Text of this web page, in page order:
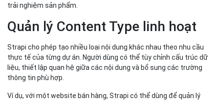
trải nghiệm sản phẩm.
Quản lý Content Type linh hoạt
Strapi cho phép tạo nhiều loại nội dung khác nhau theo nhu cầu
thực tế của từng dự án. Người dùng có thể tùy chỉnh cấu trúc dữ
liệu, thiết lập quan hệ giữa các nội dung và bổ sung các trường
thông tin phù hợp.
Ví dụ, với một website bán hàng, Strapi có thể dùng để quản lý